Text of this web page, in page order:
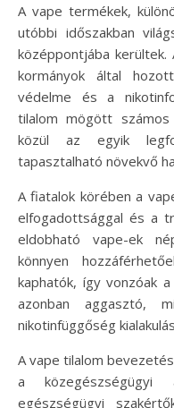
A vape termékek,
utóbbi időszakban
középpontjába
kormányok által
védelme és a
tilalom mögött
közül az egyik
tapasztalható növekvő
A fiatalok körében a
elfogadottsággal és a
eldobható vape-ek
könnyen
kaphatók, így vonzóak
azonban aggasztó,
nikotinfüggőség
A vape tilalom
a
egészségügyi